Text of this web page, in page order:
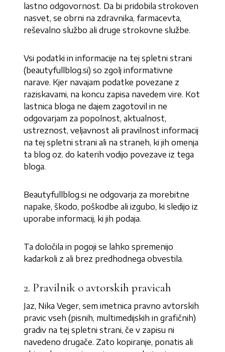
lastno odgovornost. Da bi pridobila strokoven
nasvet, se obrni na zdravnika, farmacevta,
reševalno službo ali druge strokovne službe.
Vsi podatki in informacije na tej spletni strani
(beautyfullblog.si) so zgolj informativne
narave. Kjer navajam podatke povezane z
raziskavami, na koncu zapisa navedem vire. Kot
lastnica bloga ne dajem zagotovil in ne
odgovarjam za popolnost, aktualnost,
ustreznost, veljavnost ali pravilnost informacij
na tej spletni strani ali na straneh, ki jih omenja
ta blog oz. do katerih vodijo povezave iz tega
bloga.
Beautyfullblog.si ne odgovarja za morebitne
napake, škodo, poškodbe ali izgubo, ki sledijo iz
uporabe informacij, ki jih podaja.
Ta določila in pogoji se lahko spremenijo
kadarkoli z ali brez predhodnega obvestila.
2. Pravilnik o avtorskih pravicah
Jaz, Nika Veger, sem imetnica pravno avtorskih
pravic vseh (pisnih, multimedijskih in grafičnih)
gradiv na tej spletni strani, če v zapisu ni
navedeno drugače. Zato kopiranje, ponatis ali